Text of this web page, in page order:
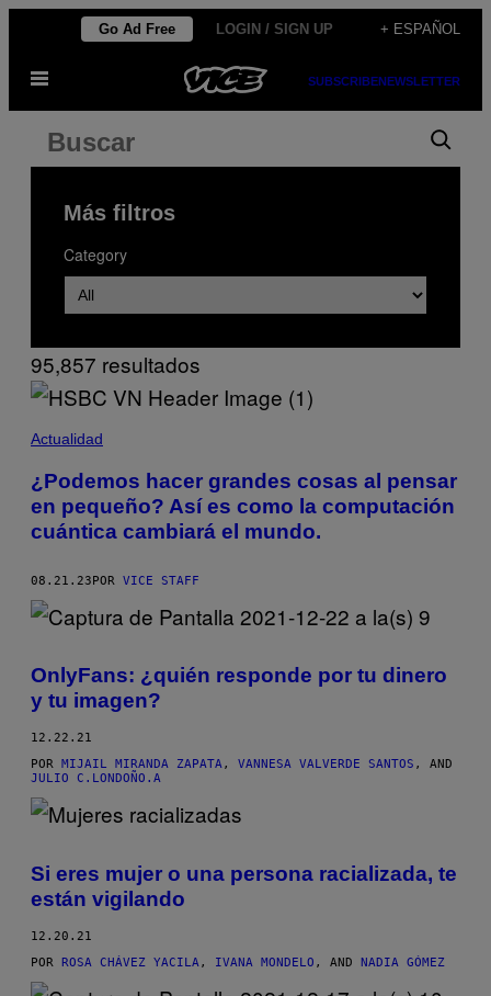
contenido
Go Ad Free LOGIN / SIGN UP + ESPAÑOL
Abrir
SUBSCRIBENEWSLETTER
Resultados
de
búsqueda
de:
«»
Buscar
95,857 resultados
Actualidad
¿Podemos hacer grandes cosas al pensar
en pequeño? Así es como la computación
cuántica cambiará el mundo.
08.21.23POR VICE STAFF
OnlyFans: ¿quién responde por tu dinero
y tu imagen?
12.22.21
POR MIJAIL MIRANDA ZAPATA, VANNESA VALVERDE SANTOS , AND
JULIO C.LONDOÑO.A
Si eres mujer o una persona racializada, te
están vigilando
12.20.21
POR ROSA CHÁVEZ YACILA , IVANA MONDELO , AND NADIA GÓMEZ
Más filtros
Category